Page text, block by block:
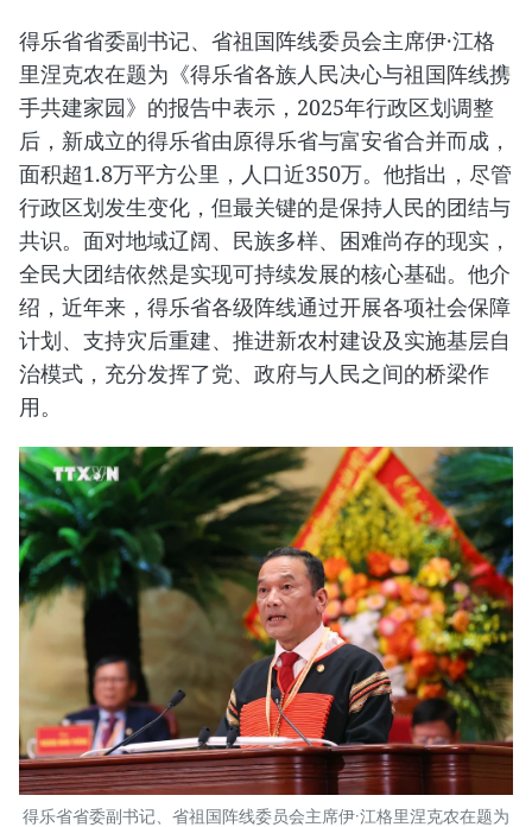
得乐省省委副书记、省祖国阵线委员会主席伊·江格
里涅克农在题为《得乐省各族人民决心与祖国阵线携
手共建家园》的报告中表示，2025年行政区划调整
后，新成立的得乐省由原得乐省与富安省合并而成，
面积超1.8万平方公里，人口近350万。他指出，尽管
行政区划发生变化，但最关键的是保持人民的团结与
共识。面对地域辽阔、民族多样、困难尚存的现实，
全民大团结依然是实现可持续发展的核心基础。他介
绍，近年来，得乐省各级阵线通过开展各项社会保障
计划、支持灾后重建、推进新农村建设及实施基层自
治模式，充分发挥了党、政府与人民之间的桥梁作
用。
得乐省省委副书记、省祖国阵线委员会主席伊·江格里涅克农在题为